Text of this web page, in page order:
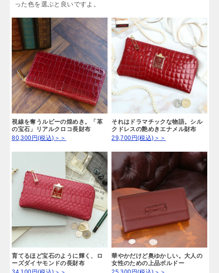
った色を選ぶと良いですよ。
視線を奪うルビーの煌めき。「革
の宝石」リアルクロコ長財布
80,300円(税込)＞＞
それはドラマチックな物語。シル
クドレスの艶めきエナメル財布
29,700円(税込)＞＞
育てるほど宝石のように輝く、ロ
ーズダイヤモンドの長財布
華やかだけど奥ゆかしい。大人の
女性のための上品ボルドー